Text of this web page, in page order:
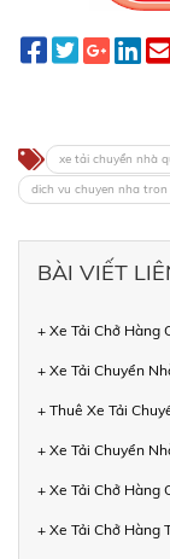
xe tải chuyển nhà
dich vu chuyen nha
BÀI VIẾT
+ Xe Tải Chở Hàng
+ Xe Tải Chuyển
+ Thuê Xe Tải
+ Xe Tải Chuyển
+ Xe Tải Chở Hàng
+ Xe Tải Chở Hàng